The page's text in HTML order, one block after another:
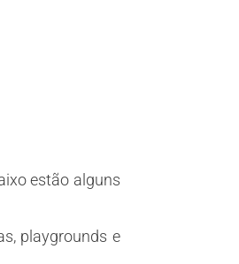
estão alguns
playgrounds e